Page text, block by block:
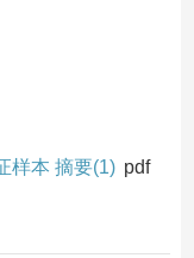
样本 摘要(1) pdf